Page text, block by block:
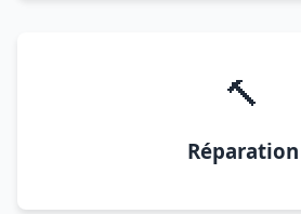
🔨
Réparation